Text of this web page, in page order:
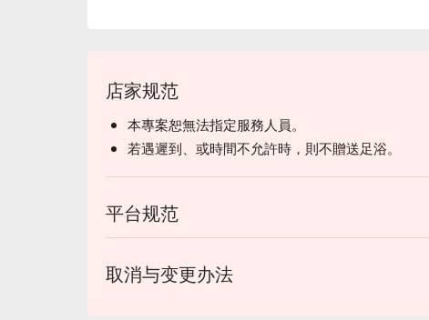
店家规范
本專案恕無法指定服務人員。
若遇遲到、或時間不允許時，則不贈送足浴。
平台规范
取消与变更办法